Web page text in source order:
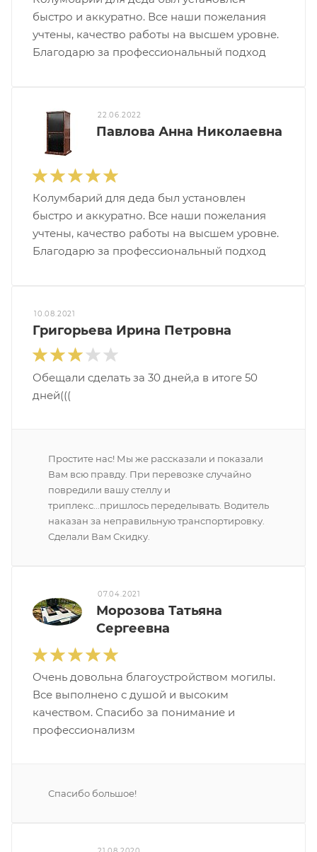
быстро и аккуратно. Все наши пожелания
учтены, качество работы на высшем уровне.
Благодарю за профессиональный подход
22.06.2022
Павлова Анна Николаевна
Колумбарий для деда был установлен
быстро и аккуратно. Все наши пожелания
учтены, качество работы на высшем уровне.
Благодарю за профессиональный подход
10.08.2021
Григорьева Ирина Петровна
Обещали сделать за 30 дней,а в итоге 50
дней(((
Простите нас! Мы же рассказали и показали
Вам всю правду. При перевозке случайно
повредили вашу стеллу и
триплекс...пришлось переделывать. Водитель
наказан за неправильную транспортировку.
Сделали Вам Скидку.
07.04.2021
Морозова Татьяна
Сергеевна
Очень довольна благоустройством могилы.
Все выполнено с душой и высоким
качеством. Спасибо за понимание и
профессионализм
Спасибо большое!